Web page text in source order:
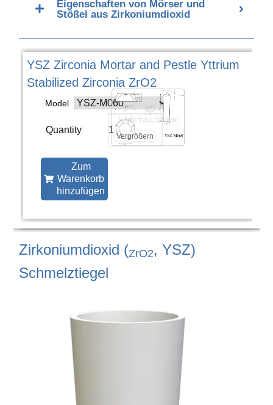
Eigenschaften von Mörser und
Stößel aus Zirkoniumdioxid
YSZ Zirconia Mortar and Pestle Yttrium
Stabilized Zirconia ZrO2
Model
Zum
Warenkorb
hinzufügen
Vergrößern
Zirkoniumdioxid (ZrO2, YSZ)
Schmelztiegel